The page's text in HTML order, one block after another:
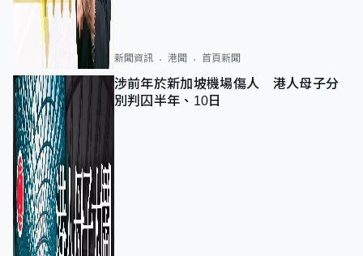
新聞資訊 港聞 首頁新聞
涉前年於新加坡機場傷人 港人母子分
別判囚半年、10日